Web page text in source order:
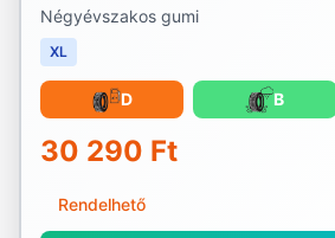
Négyévszakos gumi
XL
D B
30 290 Ft
Rendelhető